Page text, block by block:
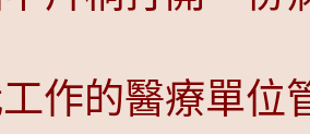
工作的醫療單